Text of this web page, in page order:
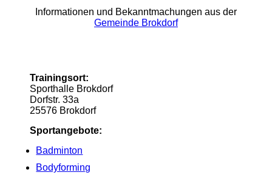
Informationen und Bekanntmachungen aus der
Gemeinde Brokdorf
Trainingsort:
Sporthalle Brokdorf
Dorfstr. 33a
25576 Brokdorf
Sportangebote:
Badminton
Bodyforming